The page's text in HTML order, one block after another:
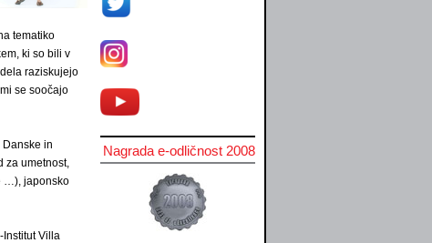
tematiko
ki so bili v
raziskujejo
se soočajo
Danske in
za umetnost,
…), japonsko
Institut Villa
Nagrada e-odličnost 2008